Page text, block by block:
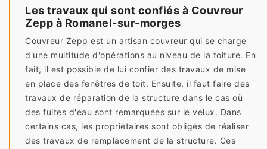
Les travaux qui sont confiés à Couvreur
Zepp à Romanel-sur-morges
Couvreur Zepp est un artisan couvreur qui se charge
d'une multitude d'opérations au niveau de la toiture. En
fait, il est possible de lui confier des travaux de mise
en place des fenêtres de toit. Ensuite, il faut faire des
travaux de réparation de la structure dans le cas où
des fuites d'eau sont remarquées sur le velux. Dans
certains cas, les propriétaires sont obligés de réaliser
des travaux de remplacement de la structure. Ces